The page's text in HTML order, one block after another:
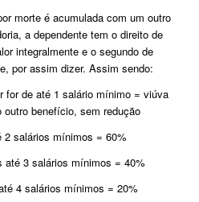
morte é acumulada com um outro
a dependente tem o direito de
integralmente e o segundo de
por assim dizer. Assim sendo:
for de até 1 salário mínimo = viúva
benefício, sem redução
salários mínimos = 60%
3 salários mínimos = 40%
4 salários mínimos = 20%